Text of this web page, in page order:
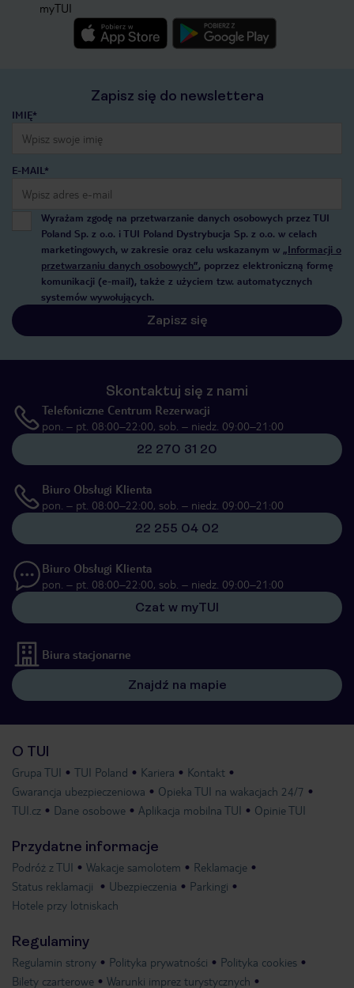
myTUI
Zapisz się do newslettera
IMIĘ*
E-MAIL*
Wyrażam zgodę na przetwarzanie danych osobowych przez TUI
Poland Sp. z o.o. i TUI Poland Dystrybucja Sp. z o.o. w celach
marketingowych, w zakresie oraz celu wskazanym w „Informacji o
przetwarzaniu danych osobowych”, poprzez elektroniczną formę
komunikacji (e-mail), także z użyciem tzw. automatycznych
systemów wywołujących.
Zapisz się
Skontaktuj się z nami
Telefoniczne Centrum Rezerwacji
pon. – pt. 08:00–22:00, sob. – niedz. 09:00–21:00
22 270 31 20
Biuro Obsługi Klienta
pon. – pt. 08:00–22:00, sob. – niedz. 09:00–21:00
22 255 04 02
Biuro Obsługi Klienta
pon. – pt. 08:00–22:00, sob. – niedz. 09:00–21:00
Czat w myTUI
Biura stacjonarne
Znajdź na mapie
O TUI
Grupa TUI TUI Poland Kariera
Kontakt
Gwarancja ubezpieczeniowa
Opieka TUI na wakacjach 24/7
TUI.cz
Dane osobowe Aplikacja mobilna TUI Opinie TUI
Przydatne informacje
Podróż z TUI Wakacje samolotem
Reklamacje
Status reklamacji
Ubezpieczenia
Parkingi
Hotele przy lotniskach
Regulaminy
Regulamin strony Polityka prywatności
Polityka cookies
Bilety czarterowe
Warunki imprez turystycznych